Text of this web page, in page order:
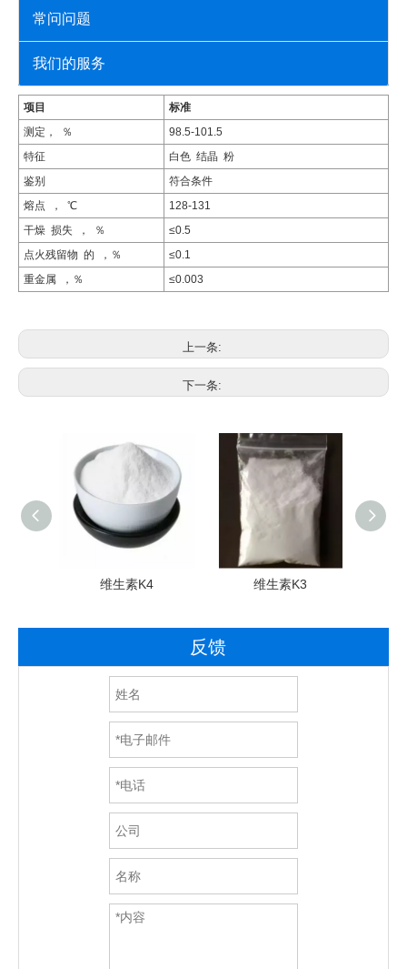
常问问题
我们的服务
项目
标准
测定， ％
98.5-101.5
特征
白色 结晶 粉
鉴别
符合条件
熔点 ， ℃
128-131
干燥 损失 ， ％
≤0.5
点火残留物 的 ，％
≤0.1
重金属 ，％
≤0.003
上一条:
下一条:
维生素K4 维生素K3
反馈